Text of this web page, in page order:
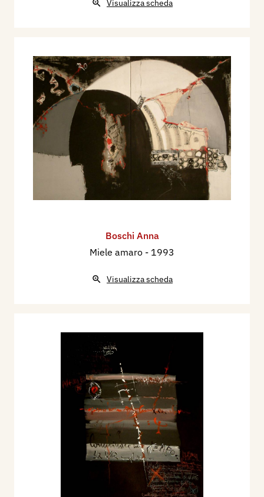
Visualizza scheda
Boschi Anna
Miele amaro - 1993
Visualizza scheda